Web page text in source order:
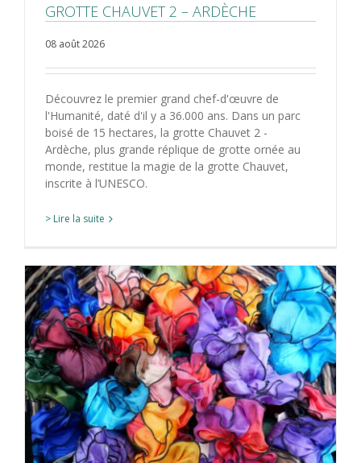
GROTTE CHAUVET 2 – ARDÈCHE
08 août 2026
Découvrez le premier grand chef-d'œuvre de
l'Humanité, daté d'il y a 36.000 ans. Dans un parc
boisé de 15 hectares, la grotte Chauvet 2 -
Ardèche, plus grande réplique de grotte ornée au
monde, restitue la magie de la grotte Chauvet,
inscrite à l’UNESCO.
> Lire la suite